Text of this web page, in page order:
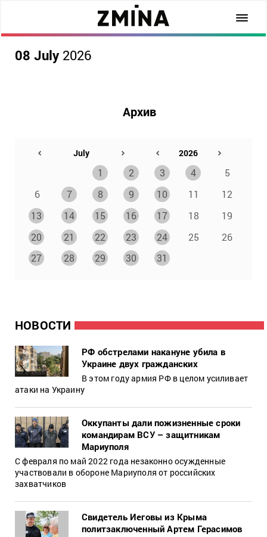
08 July 2026
НОВОСТИ
РФ обстрелами накануне убила в
Украине двух гражданских
В этом году армия РФ в целом усиливает
атаки на Украину
Оккупанты дали пожизненные сроки
командирам ВСУ – защитникам
Мариуполя
С февраля по май 2022 года незаконно осужденные
участвовали в обороне Мариуполя от российских
захватчиков
Свидетель Иеговы из Крыма
политзаключенный Артем Герасимов
Архив
1 2 3 4
5
6
7 8 9 10 11
12
13
14 15 16 17 18
19
20
21 22 23 24 25
26
27
28 29 30 31